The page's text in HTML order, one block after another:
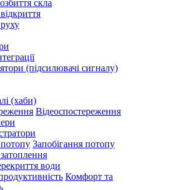
скла
(підсилювачі сигналу)
(хаби)
Відеоспостереження
Запобігання потопу
води
Комфорт та